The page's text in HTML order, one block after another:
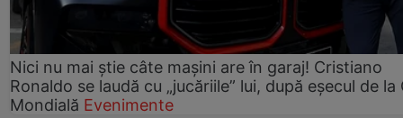
Nici nu mai știe câte mașini are în garaj! Cristiano
Ronaldo se laudă cu „jucăriile” lui, după eșecul de la
Mondială Evenimente